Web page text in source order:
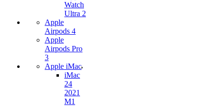
Watch
Ultra 2
Apple
Airpods 4
Apple
Airpods Pro
3
Apple iMac
iMac
24
2021
M1